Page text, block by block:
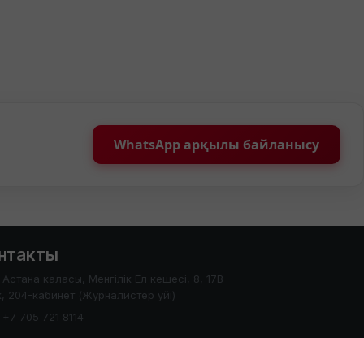
WhatsApp арқылы байланысу
Астана каласы, Менгілік Ел кешесі, 8, 17В
204-кабинет (Журналистер уйі)
+7 705 721 8114